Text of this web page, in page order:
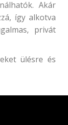
Akár
így alkotva
privát
ülésre és